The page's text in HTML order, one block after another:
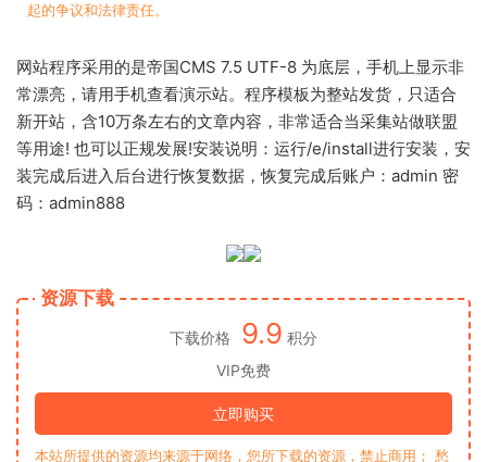
起的争议和法律责任。
网站程序采用的是帝国CMS 7.5 UTF-8 为底层，手机上显示非
常漂亮，请用手机查看演示站。程序模板为整站发货，只适合
新开站，含10万条左右的文章内容，非常适合当采集站做联盟
等用途! 也可以正规发展!安装说明：运行/e/install进行安装，安
装完成后进入后台进行恢复数据，恢复完成后账户：admin 密
码：admin888
资源下载
下载价格 9.9 积分
VIP免费
立即购买
本站所提供的资源均来源于网络，您所下载的资源，禁止商用； 愁